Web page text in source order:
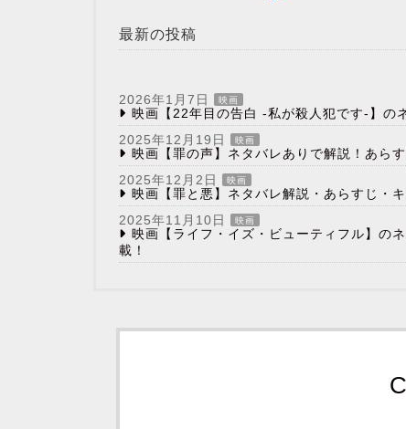
最新の投稿
2026年1月7日 映画
映画【22年目の告白 -私が殺人犯です-】の
2025年12月19日
映画
映画【罪の声】ネタバレありで解説！あら
2025年12月2日
映画
映画【罪と悪】ネタバレ解説・あらすじ・
2025年11月10日
映画
映画【ライフ・イズ・ビューティフル】の
載！